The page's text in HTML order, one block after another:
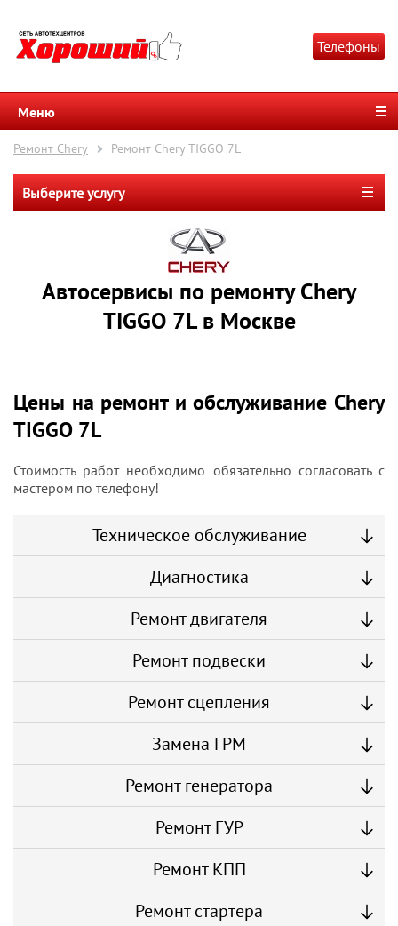
Телефоны
Меню
Ремонт Chery Ремонт Chery TIGGO 7L
Выберите услугу
Автосервисы по ремонту Chery
TIGGO 7L в Москве
Цены на ремонт и обслуживание Chery
TIGGO 7L
Стоимость работ необходимо обязательно согласовать с
мастером по телефону!
Техническое обслуживание
Диагностика
Ремонт двигателя
Ремонт подвески
Ремонт сцепления
Замена ГРМ
Ремонт генератора
Ремонт ГУР
Ремонт КПП
Ремонт стартера